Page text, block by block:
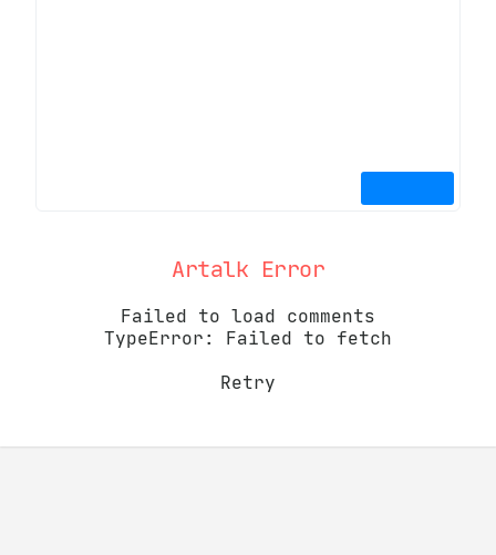
Artalk Error
Failed to load comments
TypeError: Failed to fetch
Retry